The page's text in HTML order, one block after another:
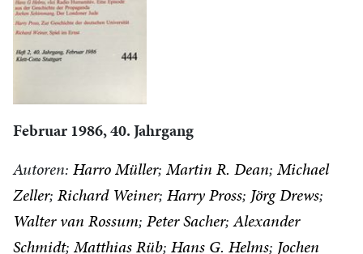
Februar 1986, 40. Jahrgang
Autoren: Harro Müller Martin R. Dean Michael
Zeller Richard Weiner Harry Pross Jörg Drews
Walter van Rossum Peter Sacher Alexander
Schmidt Matthias Rüb Hans G. Helms Jochen